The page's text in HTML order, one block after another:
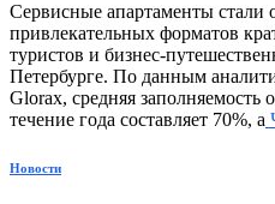
Сервисные апартаменты стали
привлекательных форматов
туристов и бизнес-
Петербурге. По данным
Glorax, средняя заполняемость
течение года составляет 70%, а
Новости